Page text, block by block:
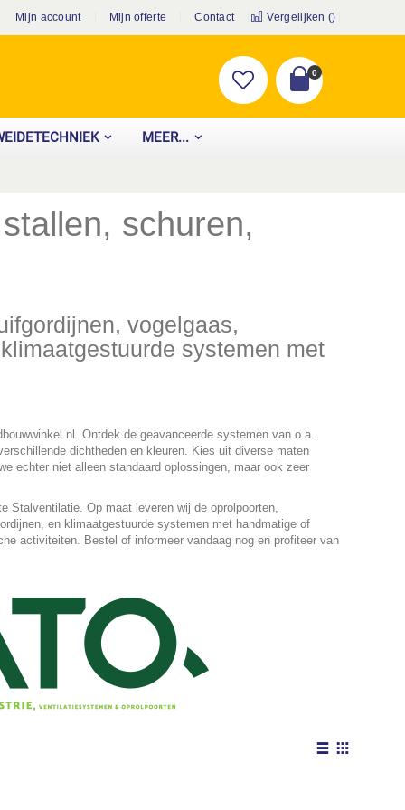
Mijn account Mijn offerte Contact Vergelijken ()
Cart
0producten
MEER...
schuren,
vogelgaas,
systemen met
Ontdek de geavanceerde systemen van o.a.
dichtheden en kleuren. Kies uit diverse maten
echter niet alleen standaard oplossingen, maar ook zeer
Stalventilatie. Op maat leveren wij de oprolpoorten,
en klimaatgestuurde systemen met handmatige of
activiteiten. Bestel of informeer vandaag nog en profiteer van
Tonen